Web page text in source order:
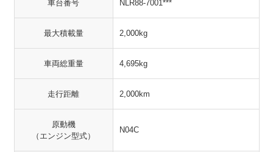
車台番号 NLR88-7001***
最大積載量 2,000kg
車両総重量 4,695kg
走行距離 2,000km
原動機
（エンジン型式）
N04C